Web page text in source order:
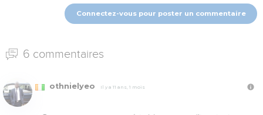
Connectez-vous pour poster un commentaire
6 commentaires
othnielyeo Il y a 11 ans, 1 mois